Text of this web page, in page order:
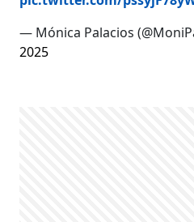
— Mónica Palacios
2025